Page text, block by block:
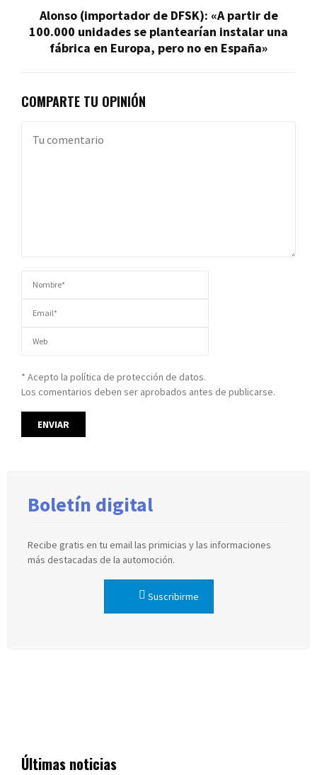
Alonso (importador de DFSK): «A partir de
100.000 unidades se plantearían instalar una
fábrica en Europa, pero no en España»
COMPARTE TU OPINIÓN
* Acepto la política de protección de datos.
Los comentarios deben ser aprobados antes de publicarse.
Boletín digital
Recibe gratis en tu email las primicias y las informaciones
más destacadas de la automoción.
Suscribirme
Últimas noticias